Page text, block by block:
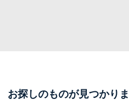
お探しのものが見つかり